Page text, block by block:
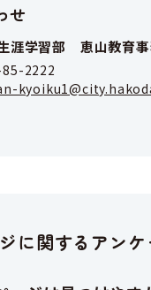
せ
涯学習部 恵山教育
2222
に関するアンケ